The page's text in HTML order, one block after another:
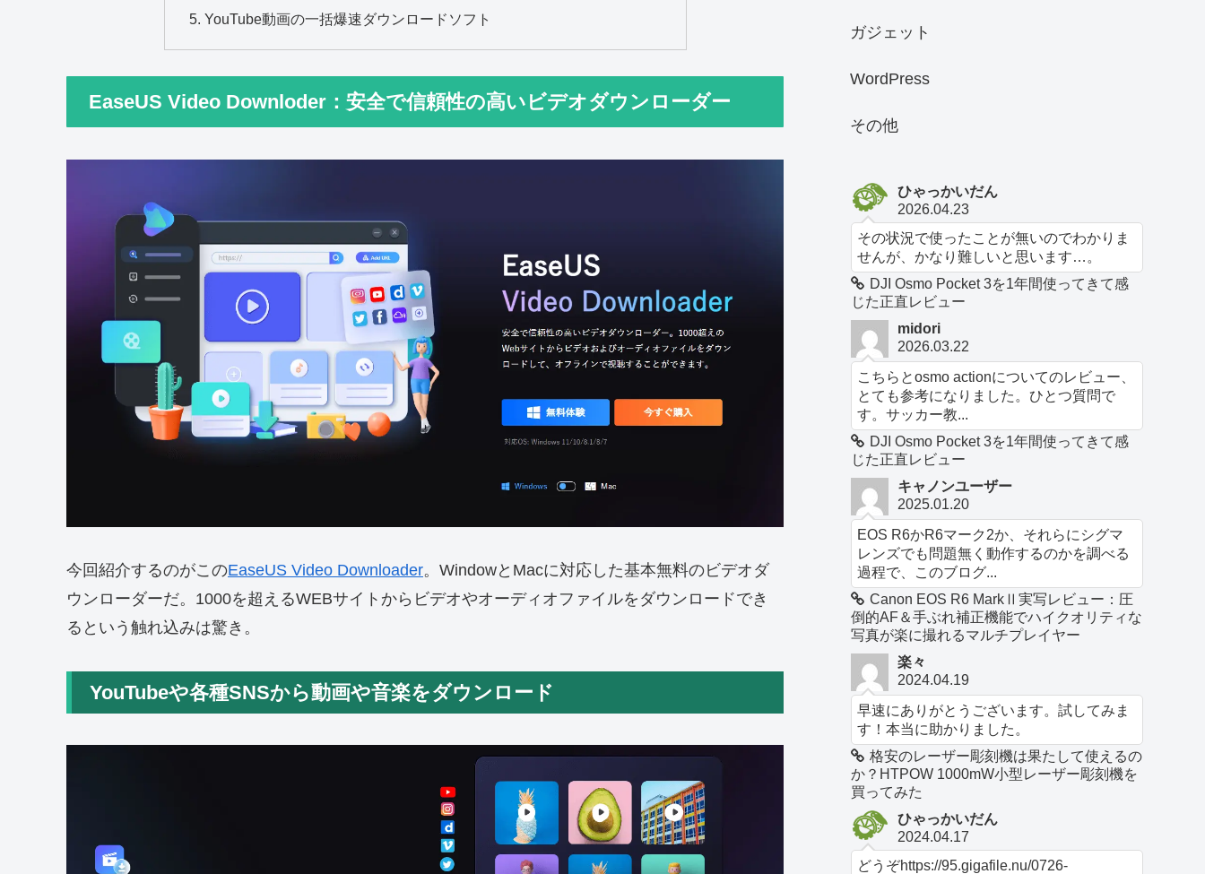
YouTube動画の一括爆速ダウンロードソフト
EaseUS Video Downloder：安全で信頼性の高いビデオダウンローダー
今回紹介するのがこのEaseUS Video Downloader。WindowとMacに対応した基本無料のビデオダ
ウンローダーだ。1000を超えるWEBサイトからビデオやオーディオファイルをダウンロードでき
るという触れ込みは驚き。
YouTubeや各種SNSから動画や音楽をダウンロード
ガジェット
WordPress
その他
ひゃっかいだん
2026.04.23
その状況で使ったことが無いのでわかりま
せんが、かなり難しいと思います…。
DJI Osmo Pocket 3を1年間使ってきて感
じた正直レビュー
midori
2026.03.22
こちらとosmo actionについてのレビュー、
とても参考になりました。ひとつ質問で
す。サッカー教...
DJI Osmo Pocket 3を1年間使ってきて感
じた正直レビュー
キャノンユーザー
2025.01.20
EOS R6かR6マーク2か、それらにシグマ
レンズでも問題無く動作するのかを調べる
過程で、このブログ...
Canon EOS R6 MarkⅡ実写レビュー：圧
倒的AF＆手ぶれ補正機能でハイクオリティな
写真が楽に撮れるマルチプレイヤー
楽々
2024.04.19
早速にありがとうございます。試してみま
す！本当に助かりました。
格安のレーザー彫刻機は果たして使えるの
か？HTPOW 1000mW小型レーザー彫刻機を
買ってみた
ひゃっかいだん
2024.04.17
どうぞhttps://95.gigafile.nu/0726-